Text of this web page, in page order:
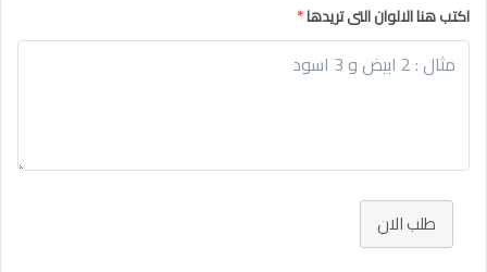
اكتب هنا الالوان التى تريدها*
طلب الان